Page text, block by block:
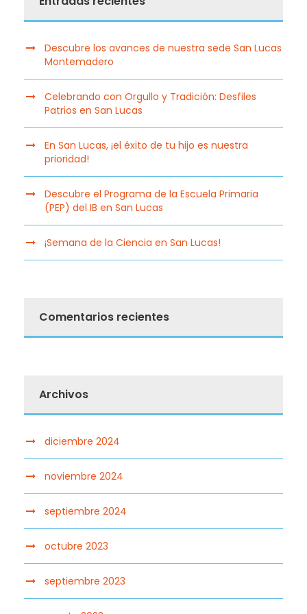
Descubre los avances de nuestra sede San Lucas
Montemadero
Celebrando con Orgullo y Tradición: Desfiles
Patrios en San Lucas
En San Lucas, ¡el éxito de tu hijo es nuestra
prioridad!
Descubre el Programa de la Escuela Primaria
(PEP) del IB en San Lucas
¡Semana de la Ciencia en San Lucas!
Comentarios recientes
Archivos
diciembre 2024
noviembre 2024
septiembre 2024
octubre 2023
septiembre 2023